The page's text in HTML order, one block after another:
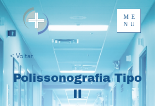
ME
NU
< Voltar
Polissonografia Tipo
II